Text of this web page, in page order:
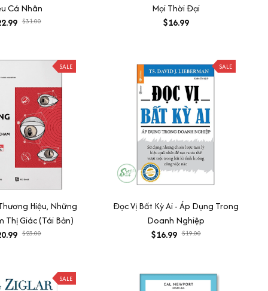
Cá Nhân
$31.00
Mọi Thời Đại
$16.99
SALE
Hiệu, Những
Thị Giác (Tái Bản)
$23.00
SALE
Đọc Vị Bất Kỳ Ai - Áp Dụng Trong
Doanh Nghiệp
$16.99 $19.00
SALE